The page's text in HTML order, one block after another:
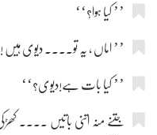
’’ کیا ہوا؟‘‘
’’ اماں ، یہ تو.... دیوی ہیں
’’ کیا بات ہے!دیوی؟‘‘
جتنے منہ اتنی باتیں ....